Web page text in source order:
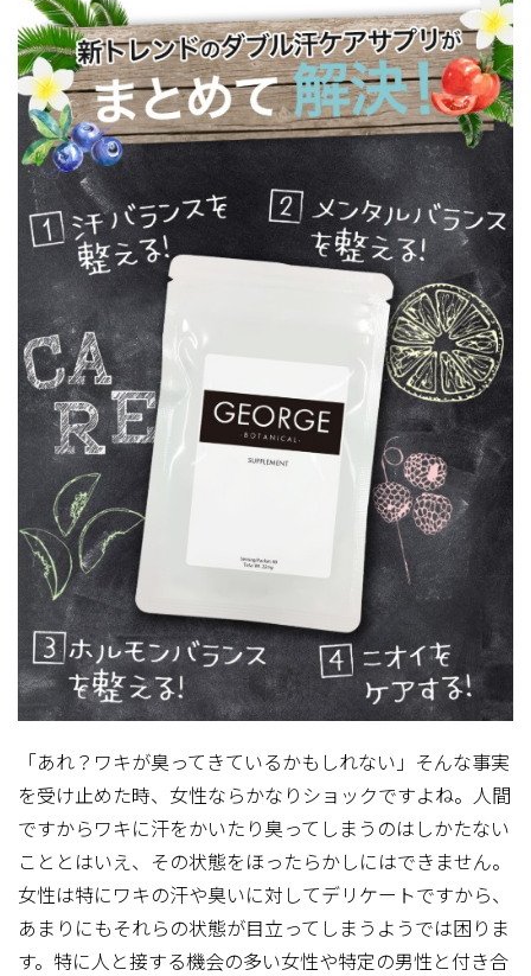
「あれ？ワキが臭ってきているかもしれない」そんな事実
を受け止めた時、女性ならかなりショックですよね。人間
ですからワキに汗をかいたり臭ってしまうのはしかたない
こととはいえ、その状態をほったらかしにはできません。
女性は特にワキの汗や臭いに対してデリケートですから、
あまりにもそれらの状態が目立ってしまうようでは困りま
す。特に人と接する機会の多い女性や特定の男性と付き合